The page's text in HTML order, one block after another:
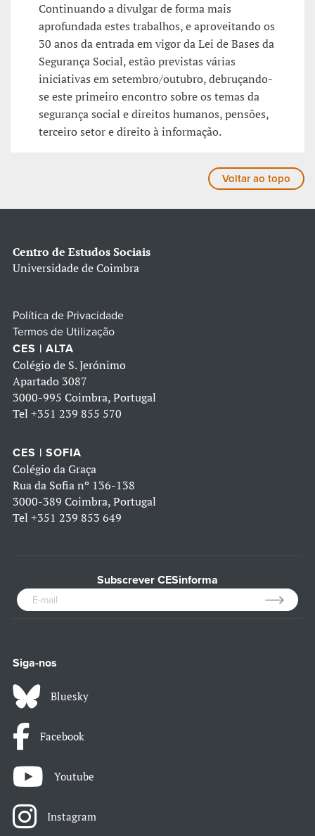
Continuando a divulgar de forma mais
aprofundada estes trabalhos, e aproveitando os
30 anos da entrada em vigor da Lei de Bases da
Segurança Social, estão previstas várias
iniciativas em setembro/outubro, debruçando-
se este primeiro encontro sobre os temas da
segurança social e direitos humanos, pensões,
terceiro setor e direito à informação.
Voltar ao topo
Centro de Estudos Sociais
Universidade de Coimbra
Política de Privacidade
Termos de Utilização
CES | ALTA
Colégio de S. Jerónimo
Apartado 3087
3000-995 Coimbra, Portugal
Tel +351 239 855 570
CES | SOFIA
Colégio da Graça
Rua da Sofia nº 136-138
3000-389 Coimbra, Portugal
Tel +351 239 853 649
Subscrever CESinforma
Siga-nos
Bluesky
Facebook
Youtube
Instagram